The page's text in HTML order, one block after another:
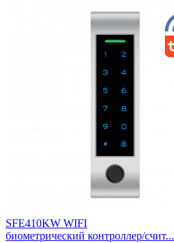
SFE410KW WIFI
биометрический контроллер/счит...